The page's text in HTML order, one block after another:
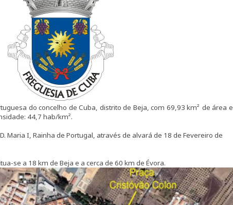
do concelho de Cuba, distrito de Beja, com 69,93 km² de área e
44,7 hab/km².
Maria I, Rainha de Portugal, através de alvará de 18 de Fevereiro de
se a 18 km de Beja e a cerca de 60 km de Évora.